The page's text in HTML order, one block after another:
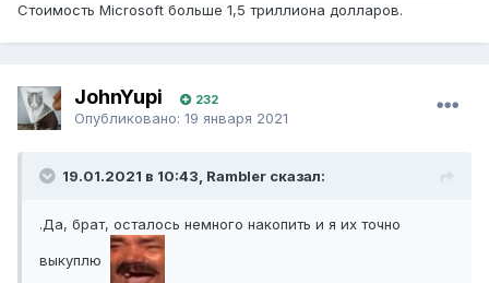
Стоимость Microsoft больше 1,5 триллиона долларов.
JohnYupi 232
Опубликовано: 19 января 2021
19.01.2021 в 10:43, Rambler сказал:
.Да, брат, осталось немного накопить и я их точно
выкуплю